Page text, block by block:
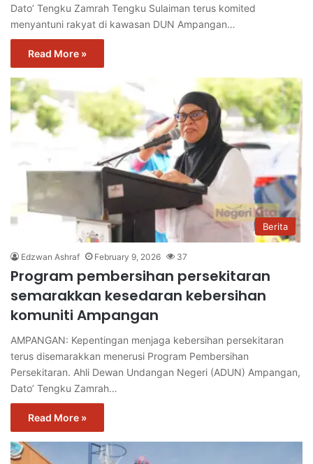
Dato’ Tengku Zamrah Tengku Sulaiman terus komited
menyantuni rakyat di kawasan DUN Ampangan…
Read More »
Berita
Edzwan Ashraf February 9, 2026 37
Program pembersihan persekitaran
semarakkan kesedaran kebersihan
komuniti Ampangan
AMPANGAN: Kepentingan menjaga kebersihan persekitaran
terus disemarakkan menerusi Program Pembersihan
Persekitaran. Ahli Dewan Undangan Negeri (ADUN) Ampangan,
Dato’ Tengku Zamrah…
Read More »